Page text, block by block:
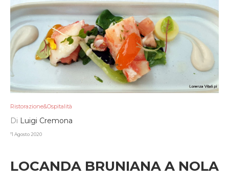
Ristorazione&Ospitalità
Di Luigi Cremona
11 Agosto 2020
LOCANDA BRUNIANA A NOLA